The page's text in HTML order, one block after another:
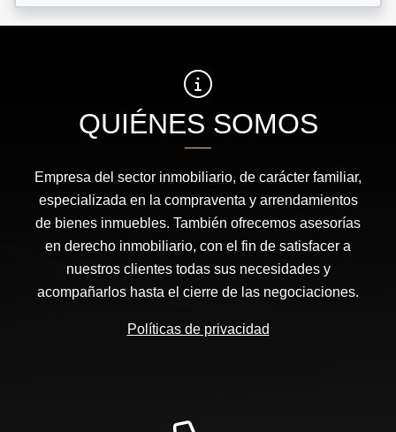
QUIÉNES SOMOS
Empresa del sector inmobiliario, de carácter familiar,
especializada en la compraventa y arrendamientos
de bienes inmuebles. También ofrecemos asesorías
en derecho inmobiliario, con el fin de satisfacer a
nuestros clientes todas sus necesidades y
acompañarlos hasta el cierre de las negociaciones.
Políticas de privacidad